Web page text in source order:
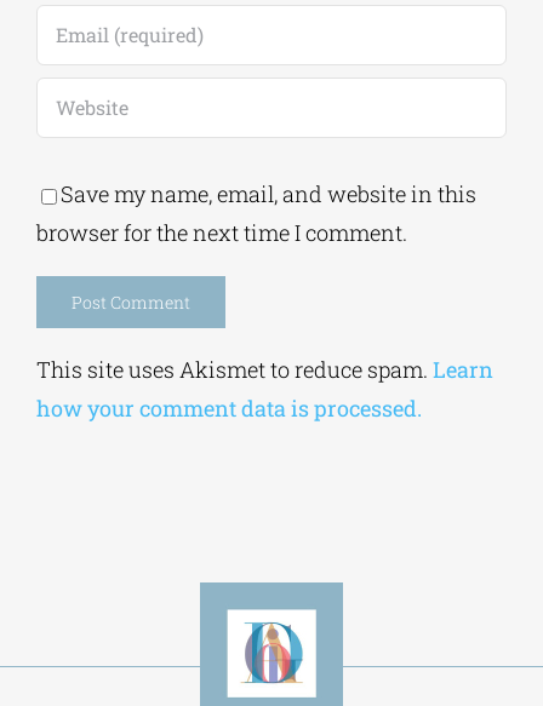
Save my name, email, and website in this
how your comment data is processed.